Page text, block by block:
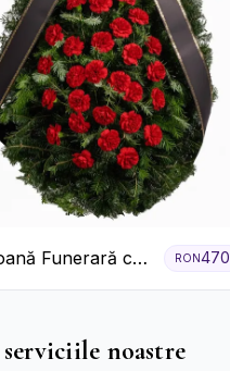
Funerară cu
RON470
noastre